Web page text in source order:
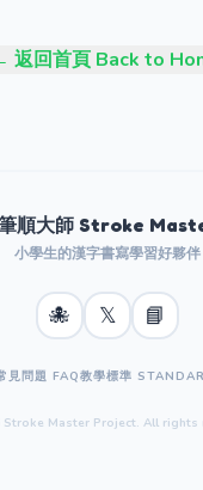
返回首頁 Back to
順大師 Stroke
小學生的漢字書寫學習好夥伴
🐙 𝕏 📘
見問題 FAQ教學標準
Stroke Master Project. All rights